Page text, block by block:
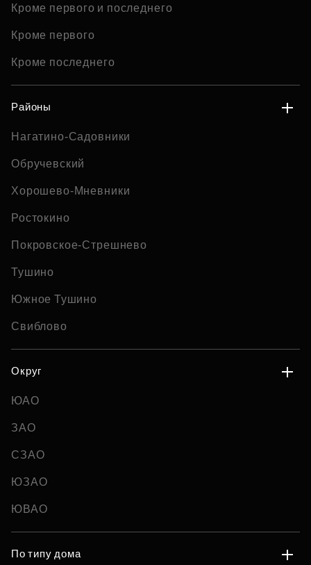
Кроме первого и последнего
Кроме первого
Кроме последнего
Районы
Нагатино-Садовники
Обручевский
Хорошево-Мневники
Ростокино
Покровское-Стрешнево
Тушино
Южное Тушино
Свиблово
Округ
ЮАО
ЗАО
СЗАО
ЮЗАО
ЮВАО
По типу дома